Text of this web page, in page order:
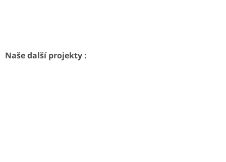
Naše další projekty :